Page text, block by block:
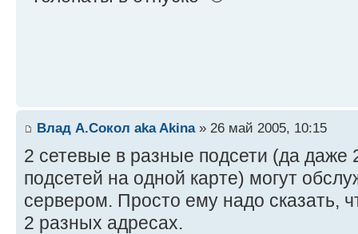
Влад А.Сокол aka Akina» 26 май 2005, 10:15
2 сетевые в разные подсети (да даже
подсетей на одной карте) могут
сервером. Просто ему надо сказать,
2 разных адресах.